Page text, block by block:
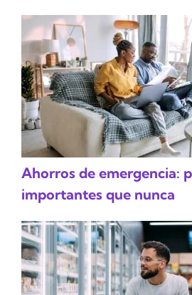
Ahorros de emergencia:
importantes que nunca